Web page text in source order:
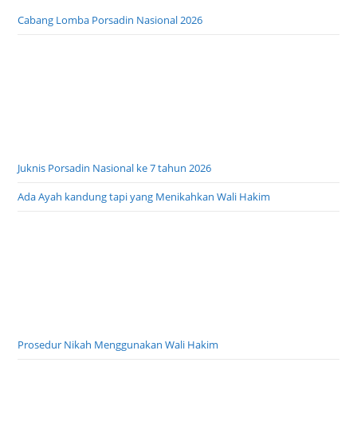
Cabang Lomba Porsadin Nasional 2026
Juknis Porsadin Nasional ke 7 tahun 2026
Ada Ayah kandung tapi yang Menikahkan Wali Hakim
Prosedur Nikah Menggunakan Wali Hakim